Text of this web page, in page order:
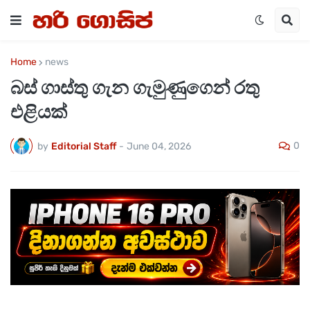
Home news
බස් ගාස්තු ගැන ගැමුණුගෙන් රතු
එළියක්
by Editorial Staff - June 04, 2026 0